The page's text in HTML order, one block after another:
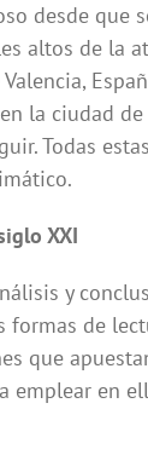
desde que
altos de la
la ciudad
Todas
XXI
y
formas de
que
emplear en